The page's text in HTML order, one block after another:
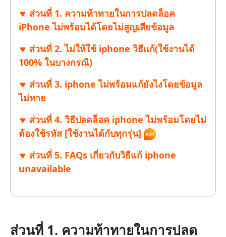
ส่วนที่ 1. ความท้าทายในการปลดล็อค
iPhone ไม่พร้อมได้โดยไม่สูญเสียข้อมูล
ส่วนที่ 2. ไม่ให้ใช้ iphone วิธีแก้(ใช้งานได้
100% ในบางกรณี)
ส่วนที่ 3. iphone ไม่พร้อมแก้ยังไงโดยข้อมูล
ไม่หาย
ส่วนที่ 4. วิธีปลดล็อค iphone ไม่พร้อมโดยไม่
ต้องใช้รหัส [ใช้งานได้กับทุกรุ่น]
ส่วนที่ 5. FAQs เกี่ยวกับวิธีแก้ iphone
unavailable
ส่วนที่ 1. ความท้าทายในการปลด